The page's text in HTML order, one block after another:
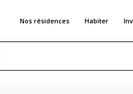
Nos résidences Habiter